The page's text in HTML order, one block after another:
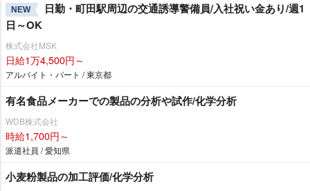
NEW
日勤・町田駅周辺の交通誘導警備員/入社祝い金あり/週1
日～OK
株式会社MSK
日給1万4,500円～
アルバイト・パート / 東京都
有名食品メーカーでの製品の分析や試作/化学分析
WDB株式会社
時給1,700円～
派遣社員 / 愛知県
小麦粉製品の加工評価/化学分析